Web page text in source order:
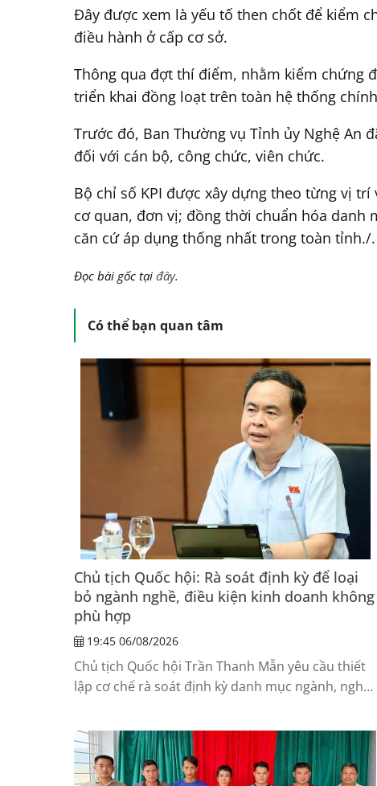
Đây được xem là yếu tố then chốt để kiểm
điều hành ở cấp cơ sở.
Thông qua đợt thí điểm, nhằm kiểm chứng
triển khai đồng loạt trên toàn hệ thống
Trước đó, Ban Thường vụ Tỉnh ủy Nghệ An
đối với cán bộ, công chức, viên chức.
Bộ chỉ số KPI được xây dựng theo từng vị
cơ quan, đơn vị; đồng thời chuẩn hóa danh
căn cứ áp dụng thống nhất trong toàn tỉnh./.
Đọc bài gốc tại đây.
Có thể bạn quan tâm
Chủ tịch Quốc hội: Rà soát định kỳ để loại
bỏ ngành nghề, điều kiện kinh doanh không
phù hợp
19:45 06/08/2026
Chủ tịch Quốc hội Trần Thanh Mẫn yêu cầu thiết
lập cơ chế rà soát định kỳ danh mục ngành, nghề
những ngành, nghề hoặc điều kiện kinh doanh
không còn phù hợp.